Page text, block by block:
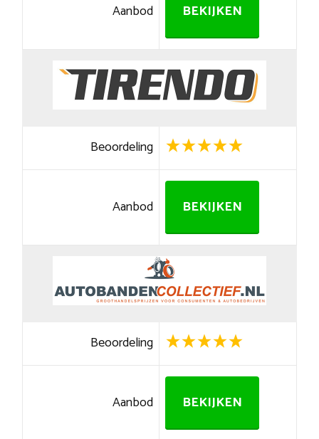
Aanbod BEKIJKEN
Beoordeling
Aanbod BEKIJKEN
Beoordeling
Aanbod BEKIJKEN